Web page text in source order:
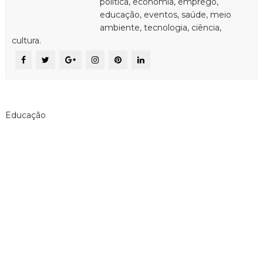
educação, eventos, saúde, meio
ambiente, tecnologia, ciência,
cultura.
Educação